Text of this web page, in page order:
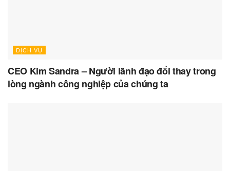
DỊCH VỤ
CEO Kim Sandra – Người lãnh đạo đổi thay trong
lòng ngành công nghiệp của chúng ta